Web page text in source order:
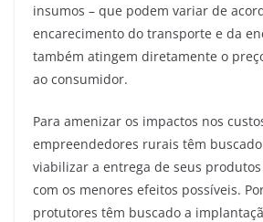
insumos – que podem variar de
encarecimento do transporte e da
também atingem diretamente o
ao consumidor.
Para amenizar os impactos nos
empreendedores rurais têm
viabilizar a entrega de seus
com os menores efeitos possíveis.
protutores têm buscado a